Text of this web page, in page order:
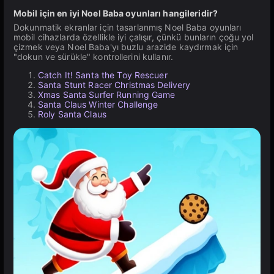
Mobil için en iyi Noel Baba oyunları hangileridir?
Dokunmatik ekranlar için tasarlanmış Noel Baba oyunları
mobil cihazlarda özellikle iyi çalışır, çünkü bunların çoğu yol
çizmek veya Noel Baba'yı buzlu arazide kaydırmak için
"dokun ve sürükle" kontrollerini kullanır.
Catch It! Santa the Toy Rescuer
Santa Stunt Racer Christmas Delivery
Xmas Santa Surfer Running Game
Santa Claus Winter Challenge
Roly Santa Claus